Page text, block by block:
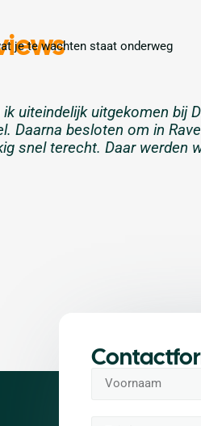
je te wachten staat onderweg
uiteindelijk uitgekomen bij
Daarna besloten om in
snel terecht. Daar werden